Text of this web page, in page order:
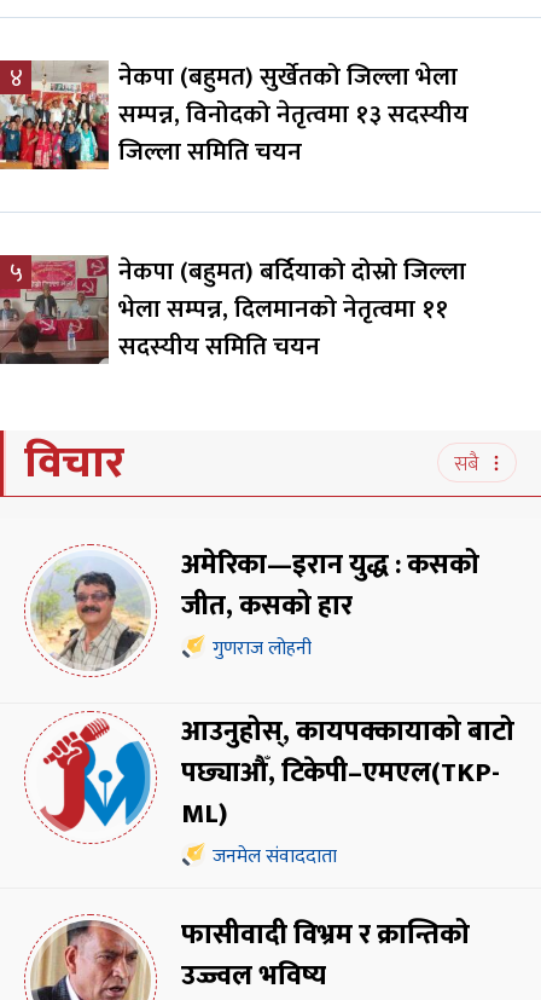
४
नेकपा (बहुमत) सुर्खेतको जिल्ला भेला
सम्पन्न, विनोदको नेतृत्वमा १३ सदस्यीय
जिल्ला समिति चयन
५
नेकपा (बहुमत) बर्दियाको दोस्रो जिल्ला
भेला सम्पन्न, दिलमानको नेतृत्वमा ११
सदस्यीय समिति चयन
विचार सबै
अमेरिका—इरान युद्ध : कसको
जीत, कसको हार
गुणराज लोहनी
आउनुहोस्, कायपक्कायाको बाटो
पछ्याऔँ, टिकेपी–एमएल(TKP-
ML)
जनमेल संवाददाता
फासीवादी विभ्रम र क्रान्तिको
उज्ज्वल भविष्य